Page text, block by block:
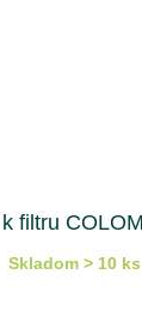
filtru
Skladom > 10 ks